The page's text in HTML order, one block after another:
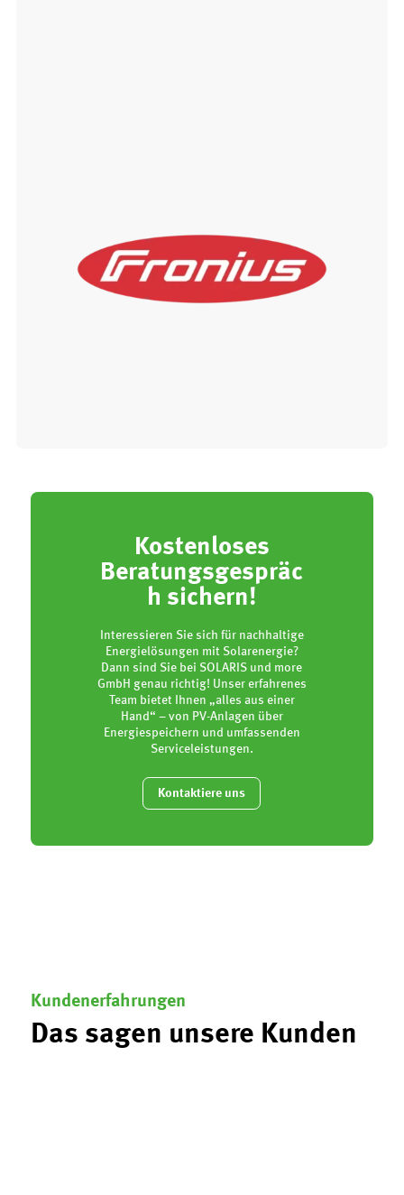
Kostenloses
Beratungsgespräc
h sichern!
Interessieren Sie sich für nachhaltige
Energielösungen mit Solarenergie?
Dann sind Sie bei SOLARIS und more
GmbH genau richtig! Unser erfahrenes
Team bietet Ihnen „alles aus einer
Hand“ – von PV-Anlagen über
Energiespeichern und umfassenden
Serviceleistungen.
Kontaktiere uns
Kundenerfahrungen
Das sagen unsere Kunden